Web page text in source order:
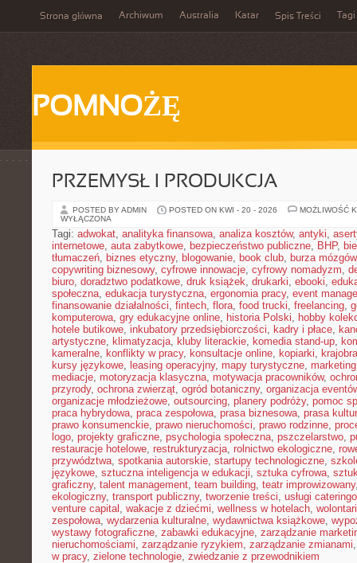
Strona główna Archiwum Australia Katar Spis Treści Tagi
POMNOŻĘ
PRZEMYSŁ I PRODUKCJA
POSTED BY ADMIN POSTED ON KWI - 20 - 2026
MOŻLIWOŚĆ
WYŁĄCZONA
Tagi: adwokat, analityka finansowa, analiza kosztów, antyki,
internetowe, auta zabytkowe, bezpieczeństwo publiczne, BHP,
tłumaczeń, biznes etyczny, blogowanie, book club, burza mózgów
copywriting biznesowy, cyfrowe innowacje, cyfrowy nomadyzm,
biuro, doradztwo podatkowe, druk książek, drukarki, ebooki,
społeczna, edukacja turystyczna, ergonomia pracy, event
finansowanie działalności, fintech, flora, food trucki, freelancing,
komputerowa, gry edukacyjne online, historia Polski, hobby
hotele butikowe, inkubatory przedsiębiorczości, kadry i płace,
artystyczne, klimatyzacja, kluby literackie, komedia stand-up,
kameralne, konflikty w pracy, konsultacje online, kopiarki,
kursy językowe, leasing operacyjny, mapy turystyczne,
mediacje, motoryzacja klasyczna, motywacja pracowników,
przyrody, ochrona zwierząt, ogród botaniczny, organizacja
organizacje młodzieżowe, outsourcing, planery podróży, pomoc
praca hybrydowa, praca zespołowa, prasa biznesowa, prasa
prawo konsumenckie, prawo nieruchomości, prawo rodzinne,
logo, projekty graficzne, psychologia społeczna, pszczelarstwo,
restauracje hotelowe, restrukturyzacja, rolnictwo ekologiczne,
przywództwa, spotkania autorskie, startupy technologiczne,
językowe, sztuczna inteligencja w edukacji, sztuka cyfrowa,
graficzny, talent management, team building, teatr improwizowany
ekologiczny, transport publiczny, tworzenie treści, usługi
venture capital , wakacje z dziećmi, wellness w hotelach,
zespołowa, wydarzenia kulturalne, wydawnictwa książkowe,
wystawy fotograficzne, zabawki edukacyjne, zarządzanie
nieruchomościami, zarządzanie ryzykiem, zarządzanie zmianami
w pracy, zielone technologie, zwiedzanie z przewodnikiem